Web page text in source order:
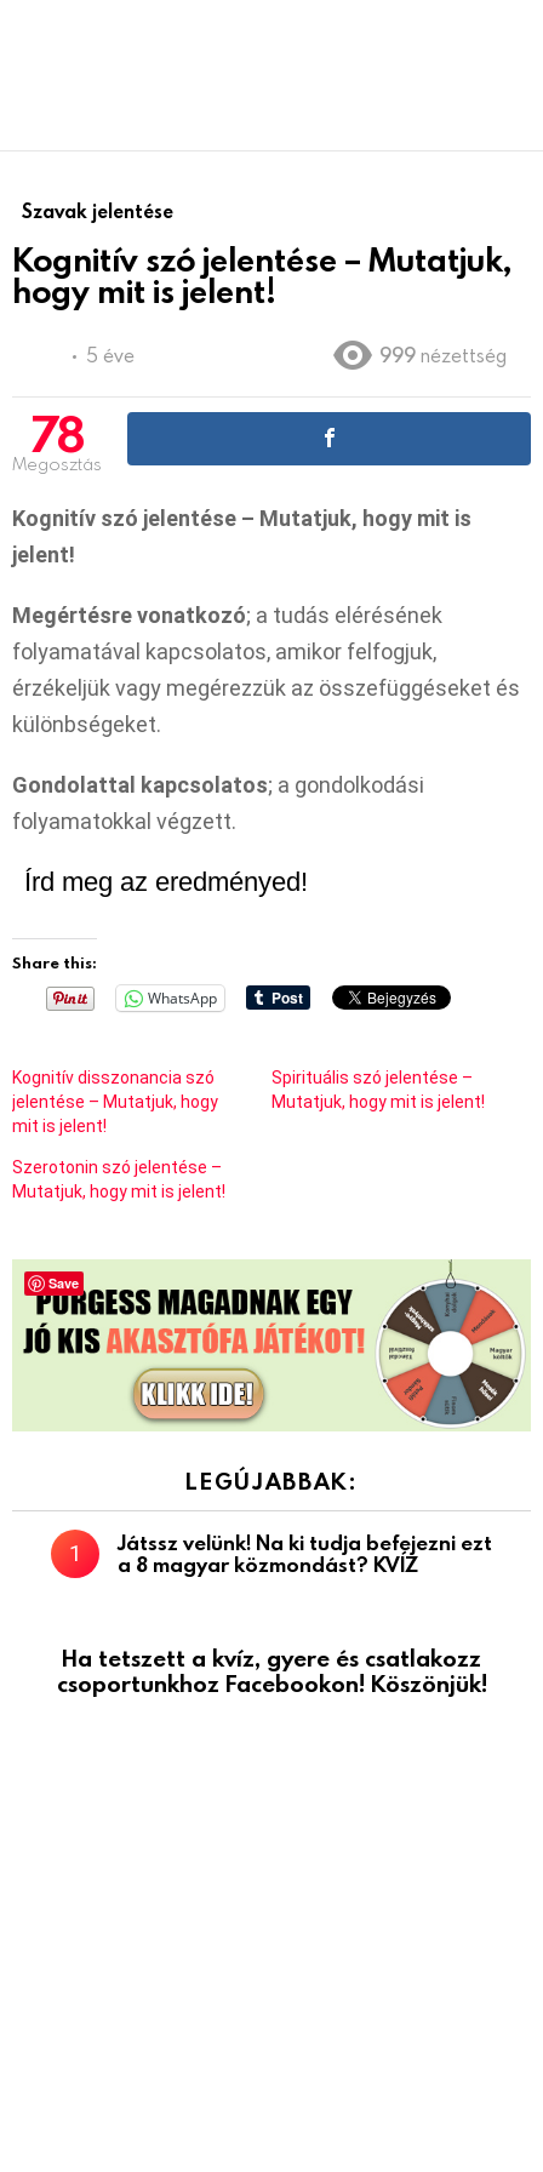
Szavak jelentése
Kognitív szó jelentése – Mutatjuk,
hogy mit is jelent!
5 éve 999 nézettség
78
Megosztás
Kognitív szó jelentése – Mutatjuk, hogy mit is
jelent!
Megértésre vonatkozó; a tudás elérésének
folyamatával kapcsolatos, amikor felfogjuk,
érzékeljük vagy megérezzük az összefüggéseket és
különbségeket.
Gondolattal kapcsolatos; a gondolkodási
folyamatokkal végzett.
Írd meg az eredményed!
Share this:
WhatsApp
Kognitív disszonancia szó
jelentése – Mutatjuk, hogy
mit is jelent!
Spirituális szó jelentése –
Mutatjuk, hogy mit is jelent!
Szerotonin szó jelentése –
Mutatjuk, hogy mit is jelent!
LEGÚJABBAK:
Játssz velünk! Na ki tudja befejezni ezt
a 8 magyar közmondást? KVÍZ
Ha tetszett a kvíz, gyere és csatlakozz
csoportunkhoz Facebookon! Köszönjük!
Save